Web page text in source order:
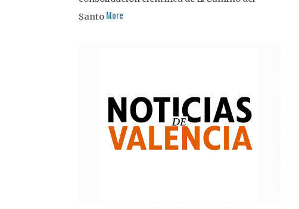
Santo More